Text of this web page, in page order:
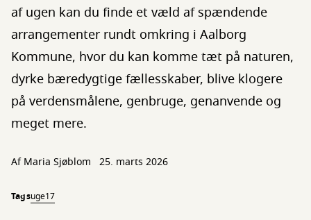
af ugen kan du finde et væld af spændende
arrangementer rundt omkring i Aalborg
Kommune, hvor du kan komme tæt på naturen,
dyrke bæredygtige fællesskaber, blive klogere
på verdensmålene, genbruge, genanvende og
meget mere.
AfMaria Sjøblom 25. marts 2026
Tagsuge17